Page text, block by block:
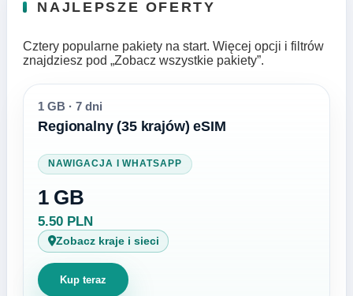
NAJLEPSZE OFERTY
Cztery popularne pakiety na start. Więcej opcji i filtrów
znajdziesz pod „Zobacz wszystkie pakiety”.
1 GB · 7 dni
Regionalny (35 krajów) eSIM
NAWIGACJA I WHATSAPP
1 GB
5.50 PLN
Zobacz kraje i sieci
Kup teraz